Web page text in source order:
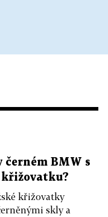
černém BMW s
křižovatku?
křižovatky
skly a